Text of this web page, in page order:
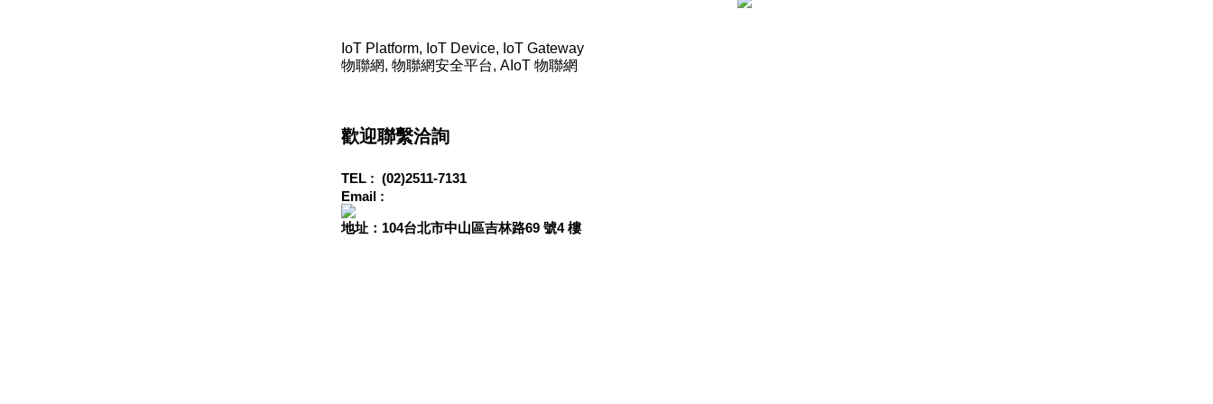
IoT Platform, IoT Device, IoT Gateway
物聯網, 物聯網安全平台, AIoT 物聯網
歡迎聯繫洽詢
TEL : (02)2511-7131
Email :
地址：104台北市中山區吉林路69 號4 樓